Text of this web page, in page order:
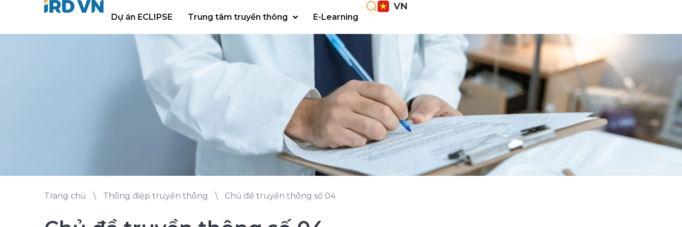
Dự án ECLIPSE Trung tâm truyền thông E-Learning
Trang chủ \ Thông điệp truyền thông \ Chủ đề truyền thông số 04